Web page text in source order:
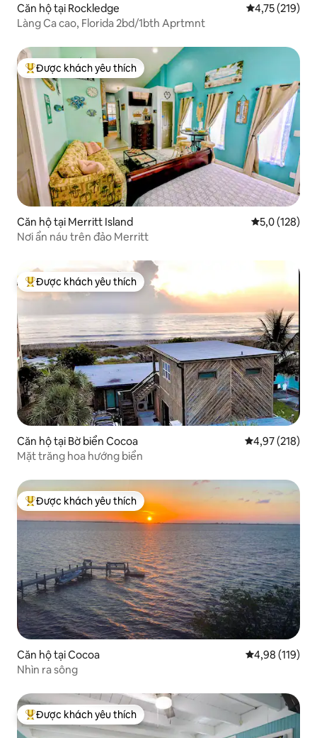
Căn hộ tại Rockledge Xếp hạng
4,75 (219)
Làng Ca cao, Florida 2bd/1bth Aprtmnt
Được khách yêu thích nhất
Được khách yêu thích
Căn hộ tại Merritt Island Xếp hạng
5,0 (128)
Nơi ẩn náu trên đảo Merritt
Được khách yêu thích nhất
Được khách yêu thích
Căn hộ tại Bờ biển Cocoa Xếp hạng
4,97 (218)
Mặt trăng hoa hướng biển
Được khách yêu thích nhất
Được khách yêu thích
Căn hộ tại Cocoa Xếp hạng
4,98 (119)
Nhìn ra sông
Được khách yêu thích nhất
Được khách yêu thích